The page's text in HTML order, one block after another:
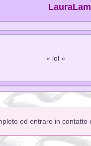
« lol »
ed entrare in contatto